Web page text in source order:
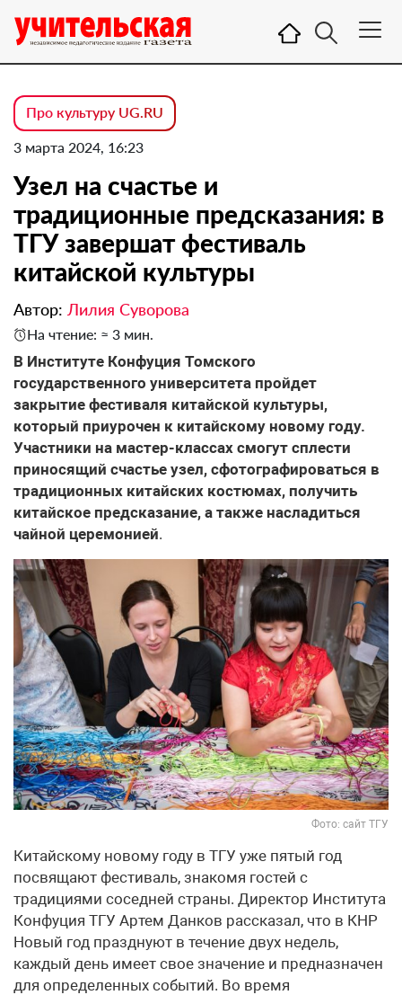
Про культуру UG.RU
3 марта 2024, 16:23
Узел на счастье и
традиционные предсказания: в
ТГУ завершат фестиваль
китайской культуры
Автор: Лилия Суворова
На чтение: ≈ 3 мин.
В Институте Конфуция Томского
государственного университета пройдет
закрытие фестиваля китайской культуры,
который приурочен к китайскому новому году.
Участники на мастер-классах смогут сплести
приносящий счастье узел, сфотографироваться в
традиционных китайских костюмах, получить
китайское предсказание, а также насладиться
чайной церемонией.
Фото: сайт ТГУ
Китайскому новому году в ТГУ уже пятый год
посвящают фестиваль, знакомя гостей с
традициями соседней страны. Директор Института
Конфуция ТГУ Артем Данков рассказал, что в КНР
Новый год празднуют в течение двух недель,
каждый день имеет свое значение и предназначен
для определенных событий. Во время